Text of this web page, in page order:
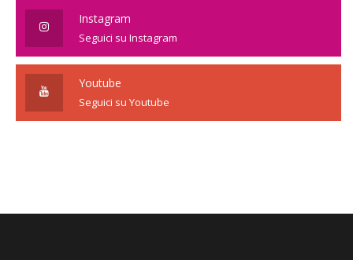
Instagram
Seguici su Instagram
Youtube
Seguici su Youtube